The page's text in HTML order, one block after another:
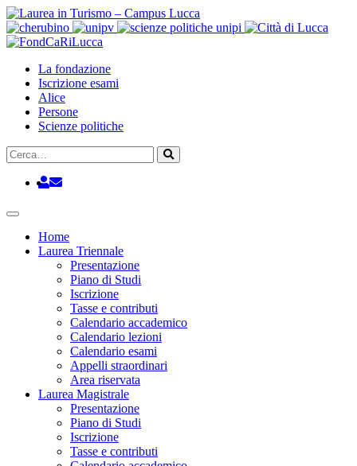
Vai
al
contenuto
La fondazione
Iscrizione esami
Alice
Persone
Scienze politiche
Cerca
Cerca
Home
Laurea Triennale
Presentazione
Piano di Studi
Iscrizione
Tasse e contributi
Calendario accademico
Calendario lezioni
Calendario esami
Appelli straordinari
Area riservata
Laurea Magistrale
Presentazione
Piano di Studi
Iscrizione
Tasse e contributi